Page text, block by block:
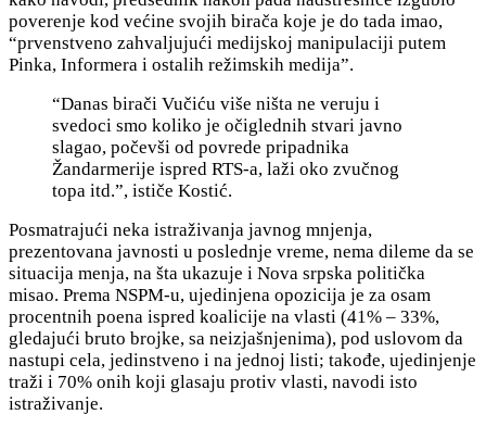
poverenje kod većine svojih birača koje je do tada imao,
“prvenstveno zahvaljujući medijskoj manipulaciji putem
Pinka, Informera i ostalih režimskih medija”.
“Danas birači Vučiću više ništa ne veruju i
svedoci smo koliko je očiglednih stvari javno
slagao, počevši od povrede pripadnika
Žandarmerije ispred RTS-a, laži oko zvučnog
topa itd.”, ističe Kostić.
Posmatrajući neka istraživanja javnog mnjenja,
prezentovana javnosti u poslednje vreme, nema dileme da se
situacija menja, na šta ukazuje i Nova srpska politička
misao. Prema NSPM-u, ujedinjena opozicija je za osam
procentnih poena ispred koalicije na vlasti (41% – 33%,
gledajući bruto brojke, sa neizjašnjenima), pod uslovom da
nastupi cela, jedinstveno i na jednoj listi; takođe, ujedinjenje
traži i 70% onih koji glasaju protiv vlasti, navodi isto
istraživanje.